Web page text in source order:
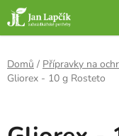
Přejít
na
obsah
Domů / Přípravky na
Gliorex - 10 g Rosteto